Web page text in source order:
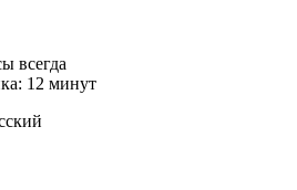
всегда
12 минут